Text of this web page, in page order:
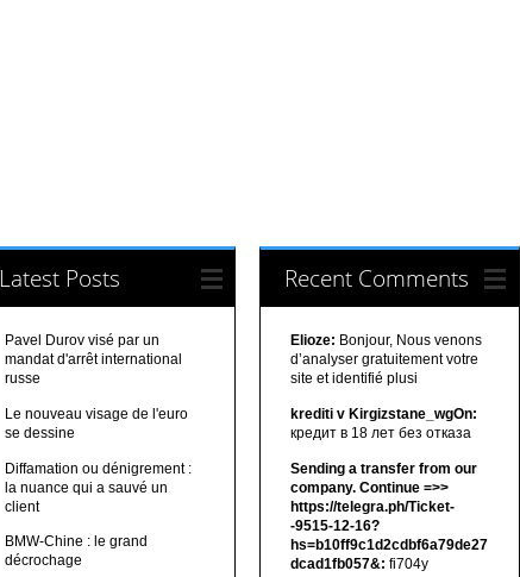
Latest Posts
Pavel Durov visé par un
mandat d'arrêt international
russe
Le nouveau visage de l'euro
se dessine
Diffamation ou dénigrement :
la nuance qui a sauvé un
client
BMW-Chine : le grand
décrochage
Recent Comments
Elioze: Bonjour, Nous venons
d’analyser gratuitement votre
site et identifié plusi
krediti v Kirgizstane_wgOn:
кредит в 18 лет без отказа
Sending a transfer from our
company. Continue =>>
https://telegra.ph/Ticket-
-9515-12-16?
hs=b10ff9c1d2cdbf6a79de27
dcad1fb057&: fi704y